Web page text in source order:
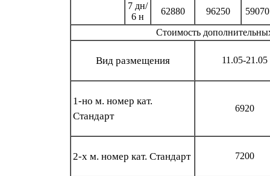
7 дн/
6 н
62880 96250 59070
Стоимость
Вид размещения 11.05-21.05
1-но м. номер кат.
Стандарт
6920
2-х м. номер кат. Стандарт 7200